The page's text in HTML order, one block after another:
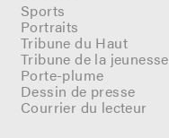
Sports
Portraits
Tribune du Haut
Tribune de la jeunesse
Porte-plume
Dessin de presse
Courrier du lecteur